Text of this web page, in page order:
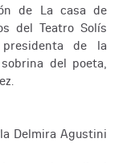
de La casa de
del Teatro Solís
de la
del poeta,
Delmira Agustini